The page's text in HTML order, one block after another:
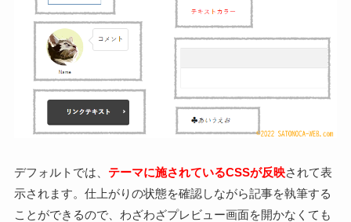
デフォルトでは、 テーマに施されているCSSが反映されて表
示されます。仕上がりの状態を確認しながら記事を執筆する
ことができるので、わざわざプレビュー画面を開かなくても